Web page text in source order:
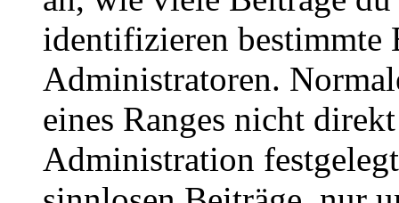
identifizieren bestimmte
Administratoren.
eines Ranges nicht
Administration